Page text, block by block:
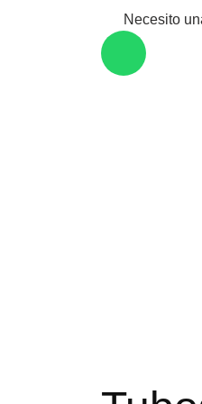
Necesito